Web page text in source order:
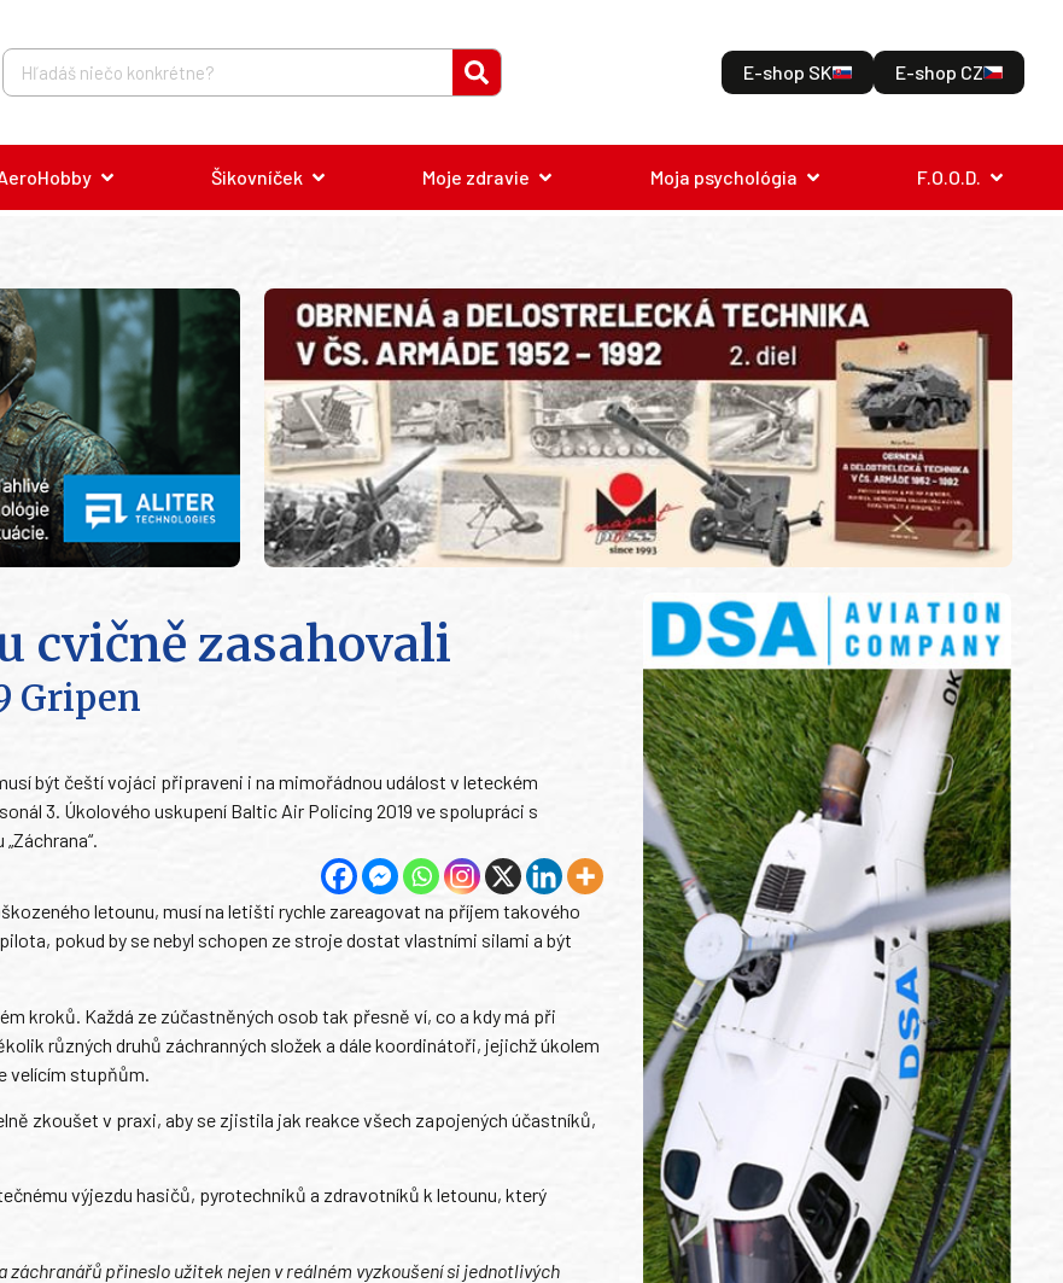
E-shop SK E-shop CZ
Šikovníček Moje zdravie Moja psychológia F.O.O.D.
cvičně zasahovali
Gripen
být čeští vojáci připraveni i na mimořádnou událost v leteckém
3. Úkolového uskupení Baltic Air Policing 2019 ve spolupráci s
letounu, musí na letišti rychle zareagovat na příjem takového
pokud by se nebyl schopen ze stroje dostat vlastními silami a být
kroků. Každá ze zúčastněných osob tak přesně ví, co a kdy má při
různých druhů záchranných složek a dále koordinátoři, jejichž úkolem
velícím stupňům.
zkoušet v praxi, aby se zjistila jak reakce všech zapojených účastníků,
výjezdu hasičů, pyrotechniků a zdravotníků k letounu, který
záchranářů přineslo užitek nejen v reálném vyzkoušení si jednotlivých